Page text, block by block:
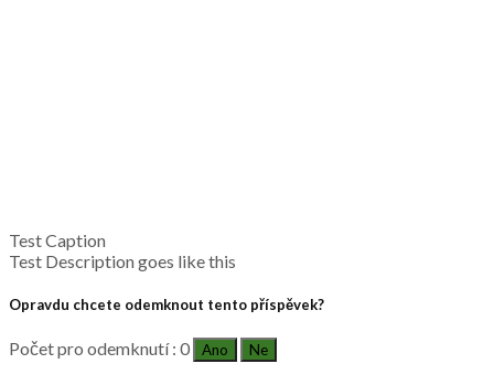
Test Caption
Test Description goes like this
Opravdu chcete odemknout tento příspěvek?
Počet pro odemknutí : 0 Ano Ne